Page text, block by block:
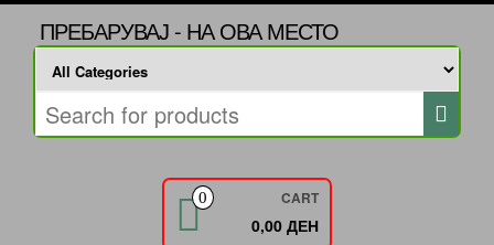
ПРЕБАРУВАЈ - НА ОВА МЕСТО
0 CART
0,00 ДЕН